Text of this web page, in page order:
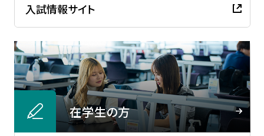
入試情報サイト
在学生の方